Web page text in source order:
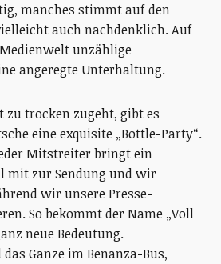
manches stimmt auf den
auch nachdenklich. Auf
unzählige
angeregte Unterhaltung.
zu trocken zugeht, gibt es
eine exquisite „Bottle-Party“.
Mitstreiter bringt ein
mit zur Sendung und wir
wir unsere Presse-
So bekommt der Name „Voll
neue Bedeutung.
Ganze im Benanza-Bus,